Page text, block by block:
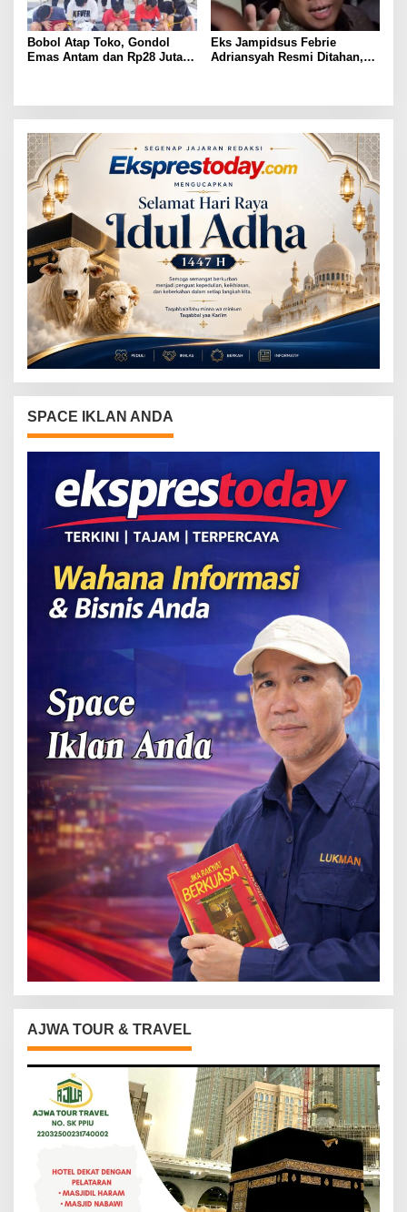
Bobol Atap Toko, Gondol
Emas Antam dan Rp28 Juta!
Eks Jampidsus Febrie
Adriansyah Resmi Ditahan,
SPACE IKLAN ANDA
AJWA TOUR & TRAVEL